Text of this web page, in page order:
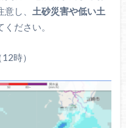
意し、 土砂災害や低い土
ください。
時）